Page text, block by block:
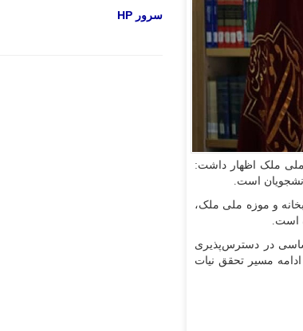
ملی ملک اظهار داشت:
است.
و موزه ملی ملک،
در دسترس‌پذیری
مسیر تحقق نیات
سرور HP